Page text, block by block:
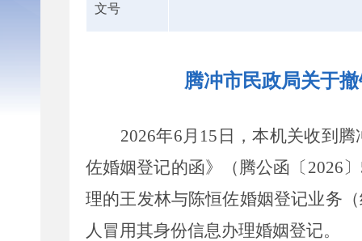
文号
腾冲市民政局关于
2026年6月 15 日，本机关收到 腾
佐婚姻登记的函》 （腾公函〔 2026〕
理的王发林与陈恒佐婚姻登记业务
人冒用其身份信息办理婚姻登记。